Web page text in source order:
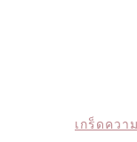
เกร็ดควา